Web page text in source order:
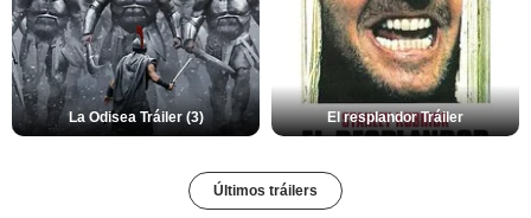
La Odisea Tráiler (3) El resplandor Tráiler
Últimos tráilers